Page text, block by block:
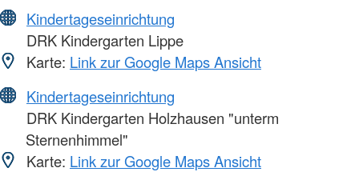
Kindertageseinrichtung
DRK Kindergarten Lippe
Karte: Link zur Google Maps Ansicht
Kindertageseinrichtung
DRK Kindergarten Holzhausen "unterm
Sternenhimmel"
Karte: Link zur Google Maps Ansicht